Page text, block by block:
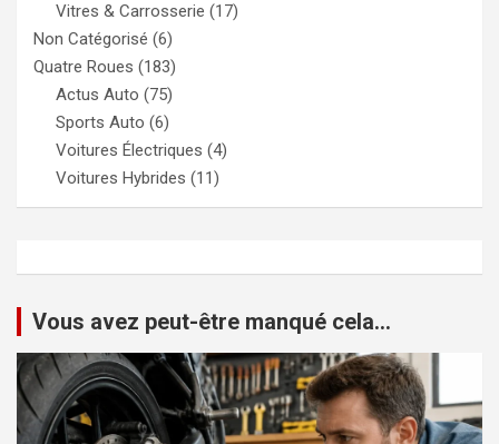
Vitres & Carrosserie (17)
Non Catégorisé (6)
Quatre Roues (183)
Actus Auto (75)
Sports Auto (6)
Voitures Électriques (4)
Voitures Hybrides (11)
Vous avez peut-être manqué cela...